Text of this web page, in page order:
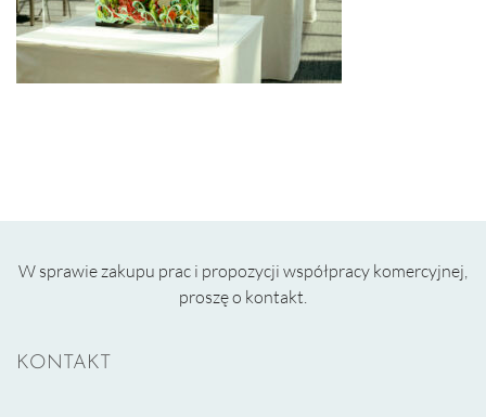
W sprawie zakupu prac i propozycji współpracy komercyjnej,
proszę o kontakt.
KONTAKT